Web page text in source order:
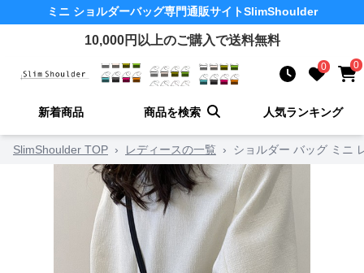
ミニ ショルダーバッグ専門通販サイトSlimShoulder
10,000円以上のご購入で送料無料
0 0
新着商品 商品を検索 人気ランキング
SlimShoulder TOP › レディースの一覧 › ショルダー バッグ ミニ